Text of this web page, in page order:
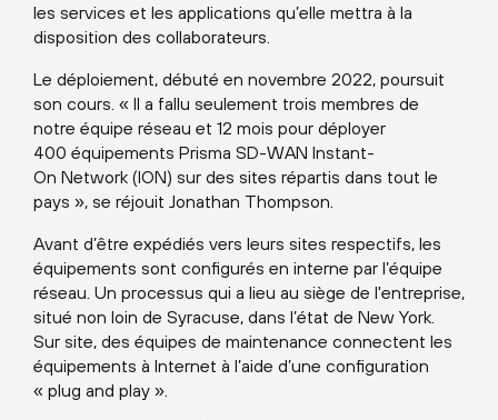
les services et les applications qu’elle mettra à la
disposition des collaborateurs.
Le déploiement, débuté en novembre 2022, poursuit
son cours. « Il a fallu seulement trois membres de
notre équipe réseau et 12 mois pour déployer
400 équipements Prisma SD-WAN Instant-
On Network (ION) sur des sites répartis dans tout le
pays », se réjouit Jonathan Thompson.
Avant d’être expédiés vers leurs sites respectifs, les
équipements sont configurés en interne par l’équipe
réseau. Un processus qui a lieu au siège de l'entreprise,
situé non loin de Syracuse, dans l’état de New York.
Sur site, des équipes de maintenance connectent les
équipements à Internet à l’aide d’une configuration
« plug and play ».